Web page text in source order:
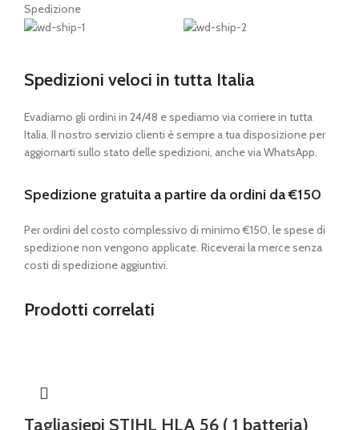
Spedizione
Spedizioni veloci in tutta Italia
Evadiamo gli ordini in 24/48 e spediamo via corriere in tutta
Italia. Il nostro servizio clienti è sempre a tua disposizione per
aggiornarti sullo stato delle spedizioni, anche via WhatsApp.
Spedizione gratuita a partire da ordini da €150
Per ordini del costo complessivo di minimo €150, le spese di
spedizione non vengono applicate. Riceverai la merce senza
costi di spedizione aggiuntivi.
Prodotti correlati
Tagliasiepi STIHL HLA 56 ( 1 batteria)